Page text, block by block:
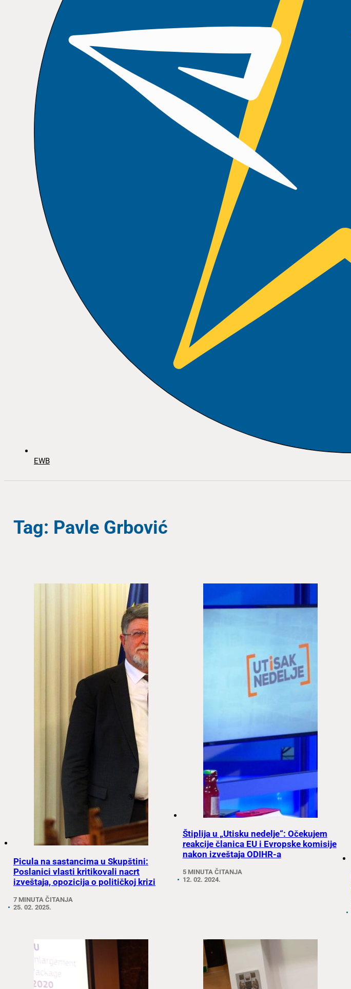
EWB
Tag: Pavle Grbović
Picula na sastancima u Skupštini:
Poslanici vlasti kritikovali nacrt
izveštaja, opozicija o političkoj krizi
7 MINUTA ČITANJA
25. 02. 2025.
Štiplija u „Utisku nedelje“: Očekujem
reakcije članica EU i Evropske komisije
nakon izveštaja ODIHR-a
5 MINUTA ČITANJA
12. 02. 2024.